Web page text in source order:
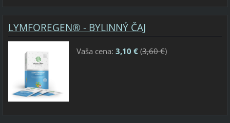
LYMFOREGEN® - BYLINNÝ ČAJ
Vaša cena: 3,10 €(3,60 €)